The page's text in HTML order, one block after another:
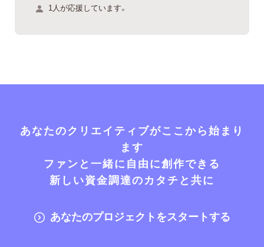
1人が応援しています。
あなたのクリエイティブがここから始まり
ます
ファンと一緒に自由に創作できる
新しい資金調達のカタチと共に
あなたのプロジェクトをスタートする